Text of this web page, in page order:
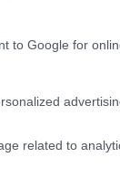
to Google for
related to
alól.
azzal, hogy a
hagyja